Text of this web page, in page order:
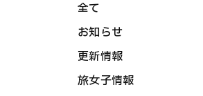
全て
お知らせ
更新情報
旅女子情報